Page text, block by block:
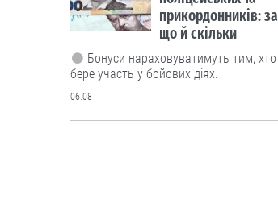
прикордонників: за
що й скільки
Бонуси нараховуватимуть тим, хто
бере участь у бойових діях.
06.08